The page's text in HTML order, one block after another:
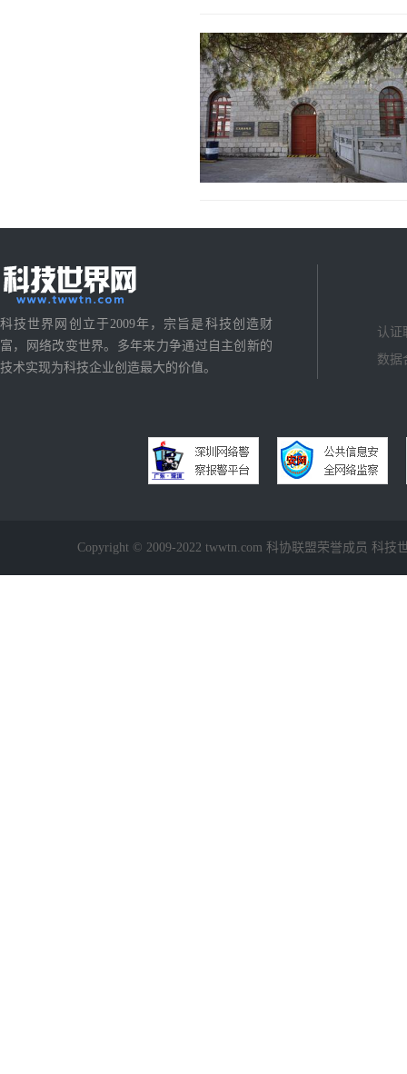
科技世界网创立于2009年，宗旨是科技创造财
富，网络改变世界。多年来力争通过自主创新的
技术实现为科技企业创造最大的价值。
认证
数据
Copyright © 2009-2022 twwtn.com 科协联盟荣誉成员 科